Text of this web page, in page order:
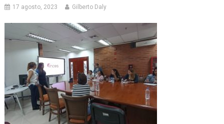
17 agosto, 2023 Gilberto Daly